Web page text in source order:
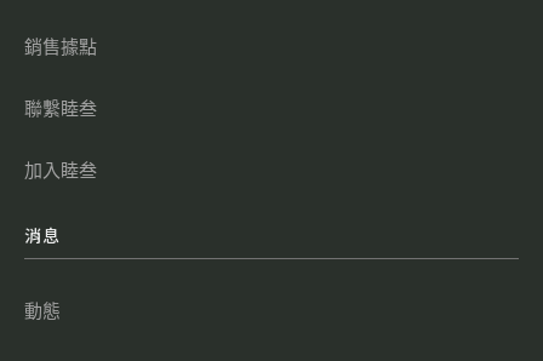
銷售據點
聯繫睦叁
加入睦叁
消息
動態